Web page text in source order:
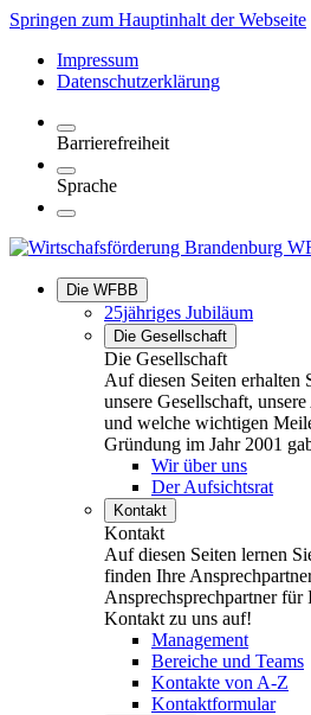
Springen zum Hauptinhalt der Webseite
Impressum
Datenschutzerklärung
Barrierefreiheit
Sprache
Die WFBB
25jähriges Jubiläum
Die Gesellschaft
Die Gesellschaft
Auf diesen Seiten erhalten
unsere Gesellschaft,
und welche wichtigen
Gründung im Jahr 2001
Wir über uns
Der Aufsichtsrat
Kontakt
Kontakt
Auf diesen Seiten lernen
finden Ihre
Ansprechsprechpartner
Kontakt zu uns auf!
Management
Bereiche und Teams
Kontakte von A-Z
Kontaktformular